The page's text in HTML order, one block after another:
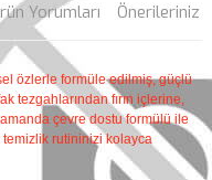
Yorumları Önerileriniz
özlerle formüle edilmiş, güçlü
tezgahlarından fırın içlerine,
çevre dostu formülü ile
rutininizi kolayca